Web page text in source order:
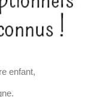
enfant,